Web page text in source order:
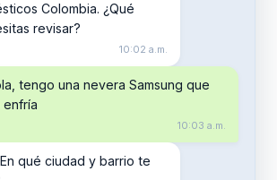
Colombia. ¿Qué
revisar?
10:02 a.m.
tengo una nevera Samsung que
enfría
10:03 a.m.
qué ciudad y barrio te